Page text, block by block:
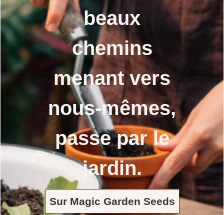
beaux
chemins
menant vers
nous-mêmes,
passe par le
jardin.
Sur Magic Garden Seeds